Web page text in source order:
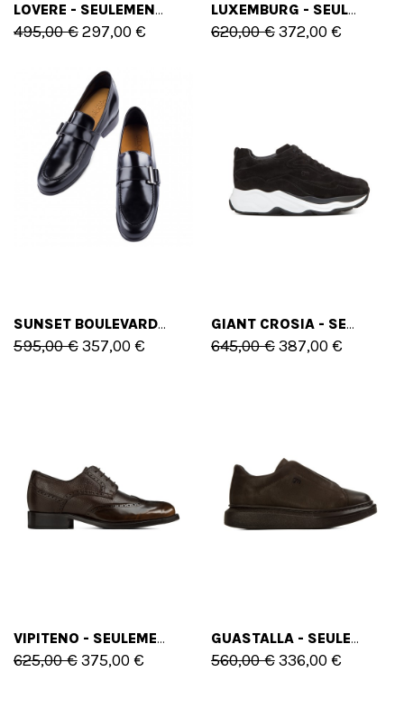
LOVERE - SEULEMENT 39 EU - 6 US
495,00 €297,00 €
LUXEMBURG - SEULEMENT 38 EU - 5 US
620,00 €372,00 €
SUNSET BOULEVARD - SEULEMENT TG 41.5 EU - 8.5 US
595,00 €357,00 €
GIANT CROSIA - SEULEMENT 44 EU - 11 US
645,00 €387,00 €
VIPITENO - SEULEMENT 45 EU - 12 US
625,00 €375,00 €
GUASTALLA - SEULEMENT 45 EU - 12 US
560,00 €336,00 €